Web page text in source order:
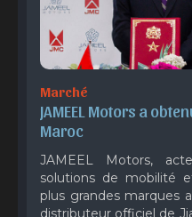
Marché
JAMEEL Motors a
Maroc
JAMEEL Motors,
solutions de mobilité
plus grandes marques
distributeur officiel de